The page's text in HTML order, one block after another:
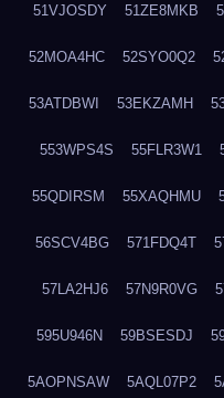
51VJOSDY 51ZE8MKB
52MOA4HC 52SYO0Q2
53ATDBWI 53EKZAMH
553WPS4S 55FLR3W1
55QDIRSM 55XAQHMU
56SCV4BG 571FDQ4T
57LA2HJ6 57N9R0VG
595U946N 59BSESDJ
5AOPNSAW 5AQL07P2